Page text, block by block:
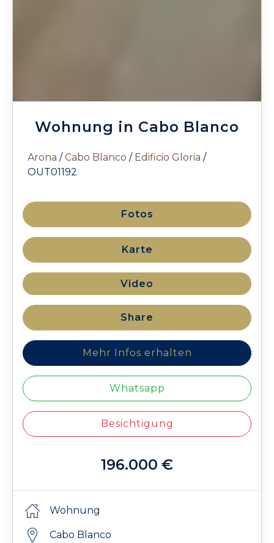
Wohnung in Cabo Blanco
Arona /Cabo Blanco / Edificio Gloria /
OUT01192
Fotos
Karte
Video
Share
Mehr Infos erhalten
Whatsapp
Besichtigung
196.000 €
Wohnung
Cabo Blanco